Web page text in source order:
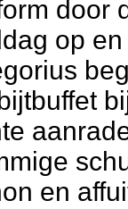
door
op
en